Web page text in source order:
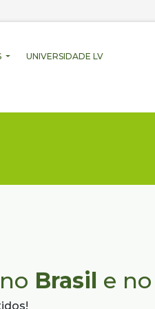
UNIVERSIDADE LV
Brasil e no